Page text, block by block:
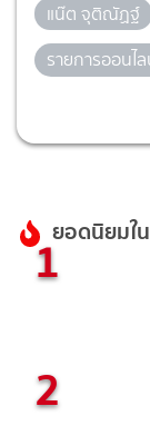
แน๊ต จุติณัฏฐ์
รายการออนไ
ยอดนิยมใ
1
2